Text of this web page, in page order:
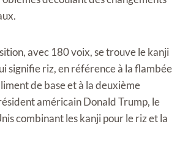
avec 180 voix, se trouve le kanji
signifie riz, en référence à la flambée
de base et à la deuxième
américain Donald Trump, le
combinant les kanji pour le riz et la